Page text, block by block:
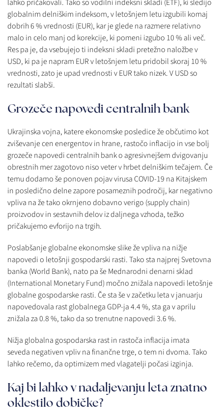
lahko pričakovali. Tako so vodilni indeksni skladi (ETF), ki sledijo
globalnim delniškim indeksom, v letošnjem letu izgubili komaj
dobrih 6 % vrednosti (EUR), kar je glede na razmere relativno
malo in celo manj od korekcije, ki pomeni izgubo 10 % ali več.
Res pa je, da vsebujejo ti indeksni skladi pretežno naložbe v
USD, ki pa je napram EUR v letošnjem letu pridobil skoraj 10 %
vrednosti, zato je upad vrednosti v EUR tako nizek. V USD so
rezultati slabši.
Grozeče napovedi centralnih bank
Ukrajinska vojna, katere ekonomske posledice že občutimo kot
zviševanje cen energentov in hrane, rastočo inflacijo in vse bolj
grozeče napovedi centralnih bank o agresivnejšem dvigovanju
obrestnih mer zagotovo niso veter v hrbet delniškim tečajem. Če
temu dodamo še ponoven pojav virusa COVID-19 na Kitajskem
in posledično delne zapore posameznih področij, kar negativno
vpliva na že tako okrnjeno dobavno verigo (supply chain)
proizvodov in sestavnih delov iz daljnega vzhoda, težko
pričakujemo evforijo na trgih.
Poslabšanje globalne ekonomske slike že vpliva na nižje
napovedi o letošnji gospodarski rasti. Tako sta najprej Svetovna
banka (World Bank), nato pa še Mednarodni denarni sklad
(International Monetary Fund) močno znižala napovedi letošnje
globalne gospodarske rasti. Če sta še v začetku leta v januarju
napovedovala rast globalnega GDP-ja 4.4 %, sta ga v aprilu
znižala za 0.8 %, tako da so trenutne napovedi 3.6 %.
Nižja globalna gospodarska rast in rastoča inflacija imata
seveda negativen vpliv na finančne trge, o tem ni dvoma. Tako
lahko rečemo, da optimizem med vlagatelji počasi izginja.
Kaj bi lahko v nadaljevanju leta znatno
oklestilo dobičke?